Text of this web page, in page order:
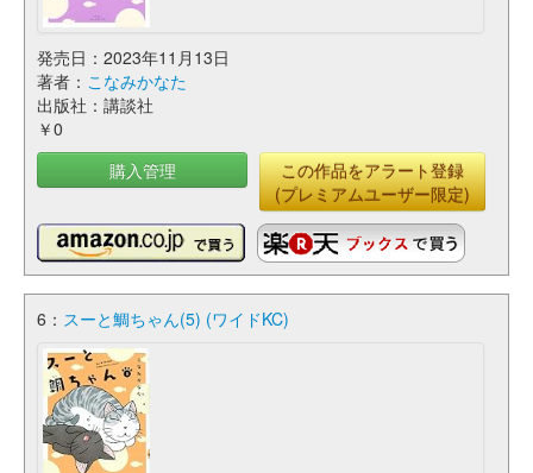
発売日：2023年11月13日
著者： こなみかなた
出版社：講談社
￥0
購入管理
この作品をアラート登録
(プレミアムユーザー限定)
6： スーと鯛ちゃん(5) (ワイドKC)